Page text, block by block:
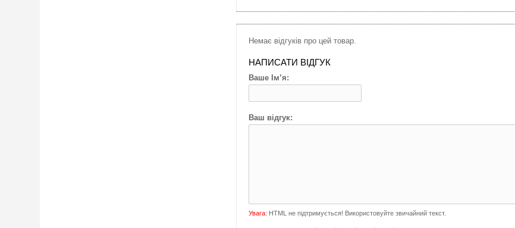
Немає відгуків про цей товар.
НАПИСАТИ ВІДГУК
Ваше Ім’я:
Ваш відгук:
Увага: HTML не підтримується! Використовуйте звичайний текст.